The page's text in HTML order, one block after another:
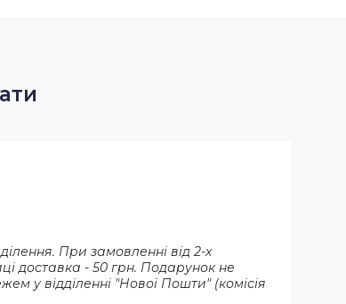
При замовленні від 2-х
доставка - 50 грн. Подарунок не
у відділенні "Нової Пошти" (комісія